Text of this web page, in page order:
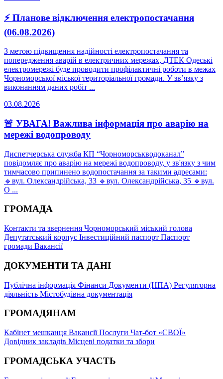
⚡ Планове відключення електропостачання
(06.08.2026)
З метою підвищення надійності електропостачання та
попередження аварій в електричних мережах, ДТЕК Одеські
електромережі буде проводити профілактичні роботи в межах
Чорноморської міської територіальної громади. У зв’язку з
виконанням даних робіт ...
03.08.2026
🚨 УВАГА! Важлива інформація про аварію на
мережі водопроводу
Диспетчерська служба КП “Чорноморськводоканал”
повідомляє про аварію на мережі водопроводу, у зв'язку з чим
тимчасово припинено водопостачання за такими адресами:
🔹вул. Олександрійська, 33 🔹вул. Олександрійська, 35 🔹вул.
О ...
ГРОМАДА
Контакти та звернення Чорноморський міський голова
Депутатський корпус Інвестиційний паспорт Паспорт
громади Вакансії
ДОКУМЕНТИ ТА ДАНІ
Публічна інформація Фінанси Документи (НПА) Регуляторна
діяльність Містобудівна документація
ГРОМАДЯНАМ
Кабінет мешканця ВакансіїПослуги Чат-бот «СВОЇ»
Довідник закладів Місцеві податки та збори
ГРОМАДСЬКА УЧАСТЬ